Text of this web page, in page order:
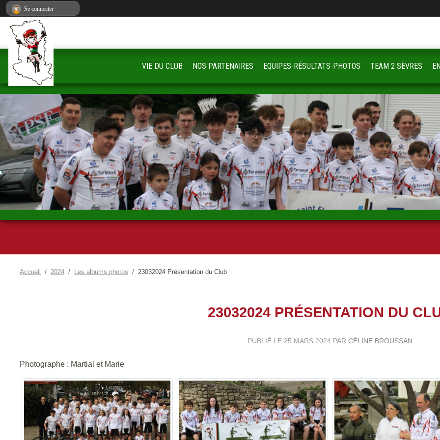
Accueil 2024 Les albums photos 23032024 Présentation du Club
23032024 PRÉSENTATION DU
PUBLIÉ LE 25 MARS 2024 PAR CÉLINE BROUSSAN
Photographe : Martial et Marie
VIE DU CLUB NOS PARTENAIRES EQUIPES-RÉSULTATS-PHOTOS TEAM 2 SÈVRES
Se connecter
Panneau de gestion des cookies